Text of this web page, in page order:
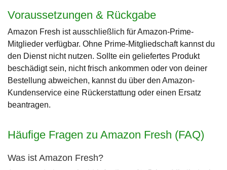
Voraussetzungen & Rückgabe
Amazon Fresh ist ausschließlich für Amazon-Prime-
Mitglieder verfügbar. Ohne Prime-Mitgliedschaft kannst du
den Dienst nicht nutzen. Sollte ein geliefertes Produkt
beschädigt sein, nicht frisch ankommen oder von deiner
Bestellung abweichen, kannst du über den Amazon-
Kundenservice eine Rückerstattung oder einen Ersatz
beantragen.
Häufige Fragen zu Amazon Fresh (FAQ)
Was ist Amazon Fresh?